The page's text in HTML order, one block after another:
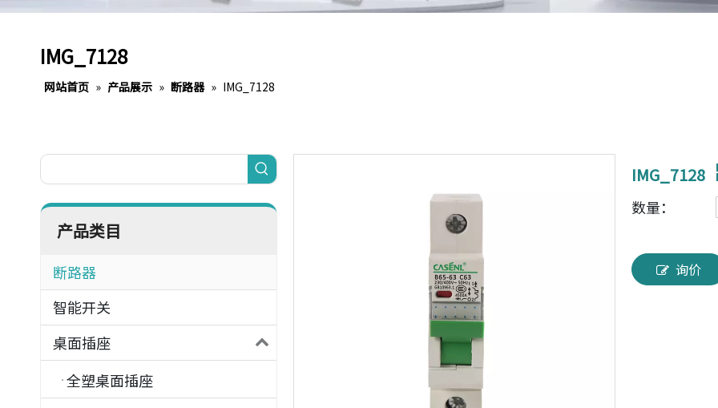
IMG_7128
网站首页 » 产品展示 » 断路器 » IMG_7128
产品类目
断路器
智能开关
桌面插座
全塑桌面插座
IMG_7128
数量：
询价